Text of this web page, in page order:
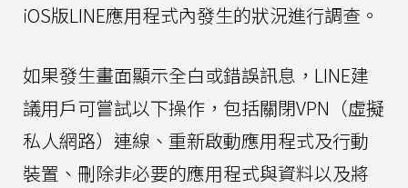
iOS版LINE應用程式內發生的狀況進行調查。
如果發生畫面顯示全白或錯誤訊息，LINE建
議用戶可嘗試以下操作，包括關閉VPN（虛擬
私人網路）連線、重新啟動應用程式及行動
裝置、刪除非必要的應用程式與資料以及將